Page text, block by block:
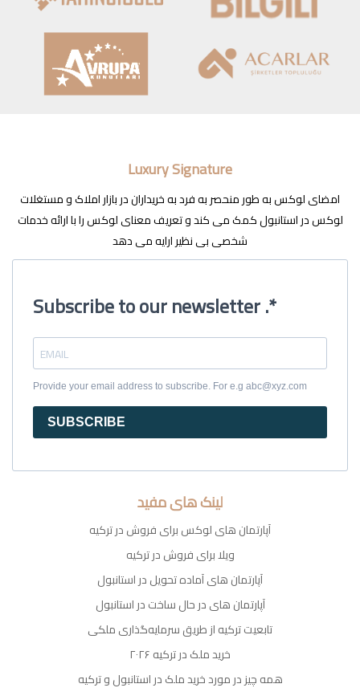
Luxury Signature
امضای لوکس به طور منحصر به فرد به خریداران در بازار املاک و مستغلات
لوکس در استانبول کمک می کند و تعریف معنای لوکس را با ارائه خدمات
شخصی بی نظیر ارایه می دهد
Subscribe to our newsletter .*
Provide your email address to subscribe. For e.g abc@xyz.com
SUBSCRIBE
لینک های مفید
آپارتمان های لوکس برای فروش در ترکیه
ویلا برای فروش در ترکیه
آپارتمان های آماده تحویل در استانبول
آپارتمان های در حال ساخت در استانبول
تابعیت ترکیه از طریق سرمایه‌گذاری ملکی
خرید ملک در ترکیه ۲۰۲۶
همه چیز در مورد خرید ملک در استانبول و ترکیه